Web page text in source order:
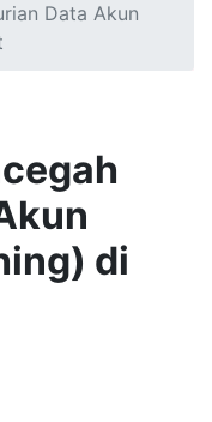
Data Akun
di